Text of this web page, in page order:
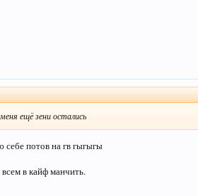
ещё зени остались
потов на гв гыгыгы
в кайф манчить.